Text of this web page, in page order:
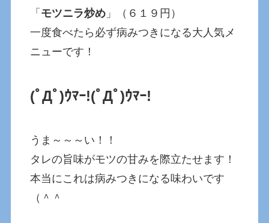
「 モツニラ炒め 」（６１９円）
一度食べたら必ず病みつきになる大人気メ
ニューです！
(ﾟДﾟ)ｳﾏｰ!(ﾟДﾟ)ｳﾏｰ!
うま～～～い！！
タレの旨味がモツの甘みを際立たせます！
本当にこれは病みつきになる味わいです
（＾＾